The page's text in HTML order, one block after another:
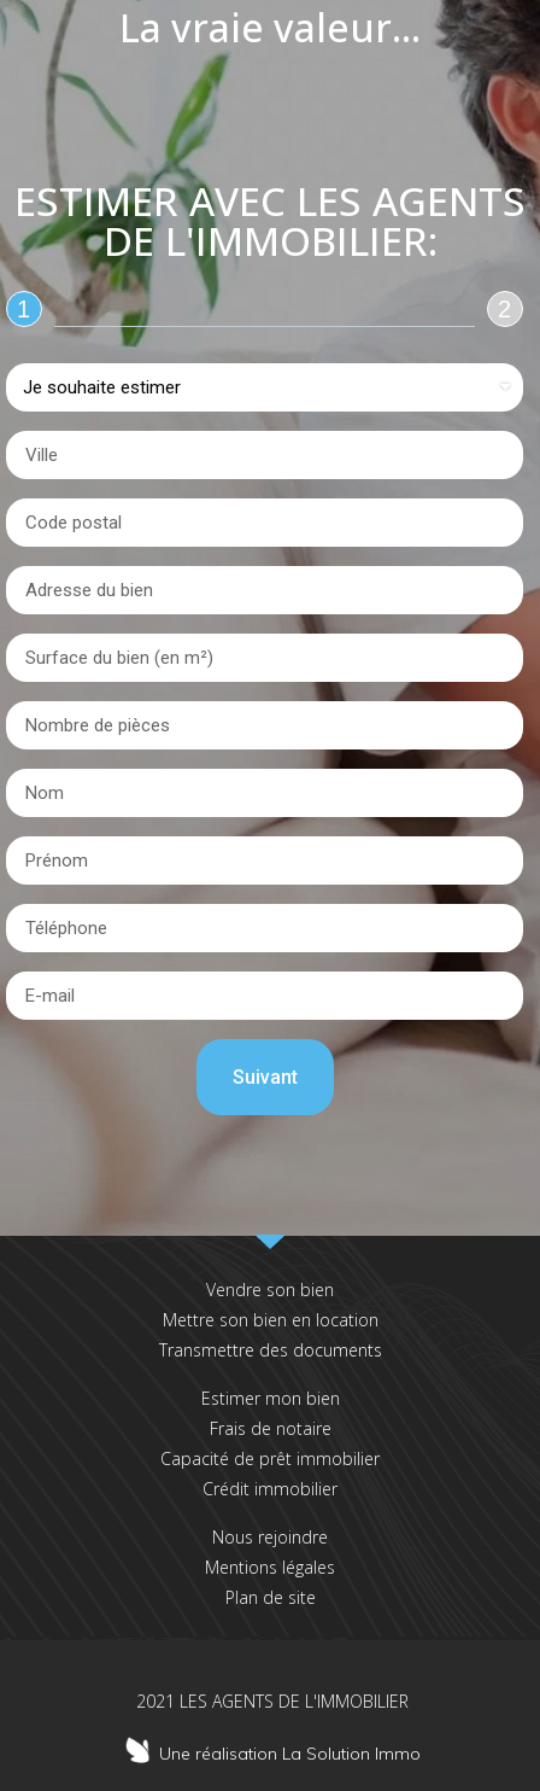
La vraie valeur...
ESTIMER AVEC LES AGENTS
DE L'IMMOBILIER:
1 2
Vendre son bien
Mettre son bien en location
Transmettre des documents
Estimer mon bien
Frais de notaire
Capacité de prêt immobilier
Crédit immobilier
Nous rejoindre
Mentions légales
Plan de site
2021 LES AGENTS DE L'IMMOBILIER
Une réalisation La Solution Immo